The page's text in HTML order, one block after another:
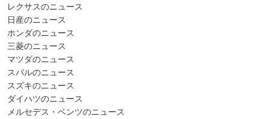
レクサスのニュース
日産のニュース
ホンダのニュース
三菱のニュース
マツダのニュース
スバルのニュース
スズキのニュース
ダイハツのニュース
メルセデス・ベンツのニュース